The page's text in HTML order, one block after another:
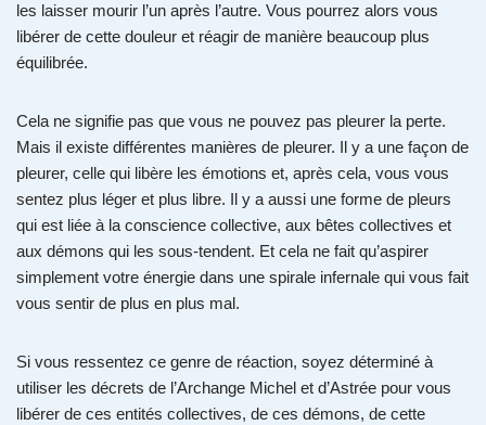
les laisser mourir l’un après l’autre. Vous pourrez alors vous
libérer de cette douleur et réagir de manière beaucoup plus
équilibrée.
Cela ne signifie pas que vous ne pouvez pas pleurer la perte.
Mais il existe différentes manières de pleurer. Il y a une façon de
pleurer, celle qui libère les émotions et, après cela, vous vous
sentez plus léger et plus libre. Il y a aussi une forme de pleurs
qui est liée à la conscience collective, aux bêtes collectives et
aux démons qui les sous-tendent. Et cela ne fait qu’aspirer
simplement votre énergie dans une spirale infernale qui vous fait
vous sentir de plus en plus mal.
Si vous ressentez ce genre de réaction, soyez déterminé à
utiliser les décrets de l’Archange Michel et d’Astrée pour vous
libérer de ces entités collectives, de ces démons, de cette